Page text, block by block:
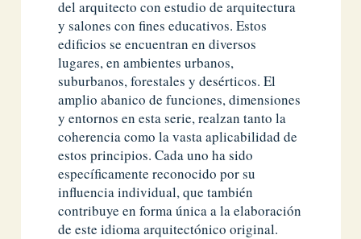
del arquitecto con estudio de arquitectura
y salones con fines educativos. Estos
edificios se encuentran en diversos
lugares, en ambientes urbanos,
suburbanos, forestales y desérticos. El
amplio abanico de funciones, dimensiones
y entornos en esta serie, realzan tanto la
coherencia como la vasta aplicabilidad de
estos principios. Cada uno ha sido
específicamente reconocido por su
influencia individual, que también
contribuye en forma única a la elaboración
de este idioma arquitectónico original.